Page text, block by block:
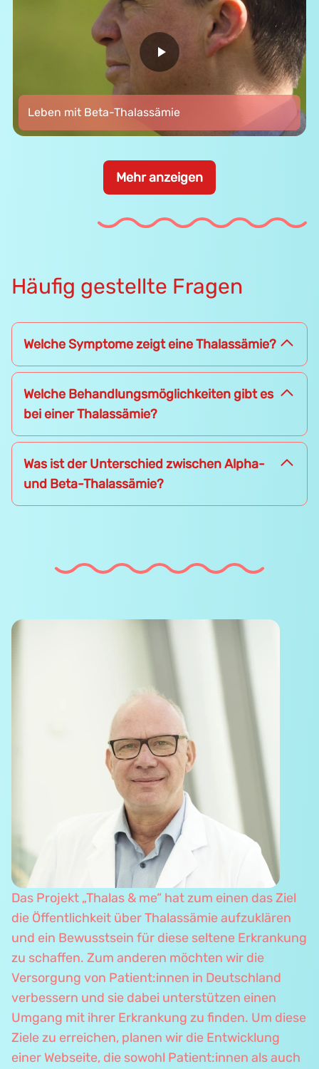
Leben mit Beta-Thalassämie
Mehr anzeigen
Häufig gestellte Fragen
Welche Symptome zeigt eine Thalassämie?
Welche Behandlungsmöglichkeiten gibt es
bei einer Thalassämie?
Was ist der Unterschied zwischen Alpha-
und Beta-Thalassämie?
Das Projekt „Thalas & me“ hat zum einen das Ziel
die Öffentlichkeit über Thalassämie aufzuklären
und ein Bewusstsein für diese seltene Erkrankung
zu schaffen. Zum anderen möchten wir die
Versorgung von Patient:innen in Deutschland
verbessern und sie dabei unterstützen einen
Umgang mit ihrer Erkrankung zu finden. Um diese
Ziele zu erreichen, planen wir die Entwicklung
einer Webseite, die sowohl Patient:innen als auch